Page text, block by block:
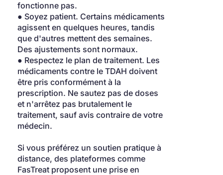
fonctionne pas.
● Soyez patient. Certains médicaments
agissent en quelques heures, tandis
que d'autres mettent des semaines.
Des ajustements sont normaux.
● Respectez le plan de traitement. Les
médicaments contre le TDAH doivent
être pris conformément à la
prescription. Ne sautez pas de doses
et n'arrêtez pas brutalement le
traitement, sauf avis contraire de votre
médecin.
Si vous préférez un soutien pratique à
distance, des plateformes comme
FasTreat proposent une prise en